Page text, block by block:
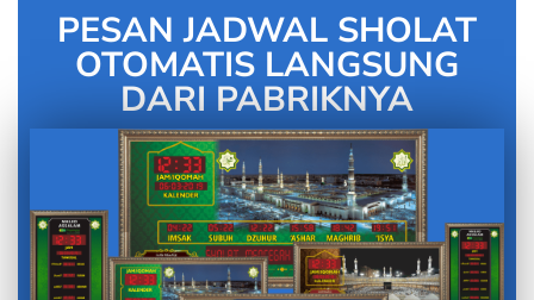
PESAN JADWAL SHOLAT
OTOMATIS LANGSUNG
DARI PABRIKNYA